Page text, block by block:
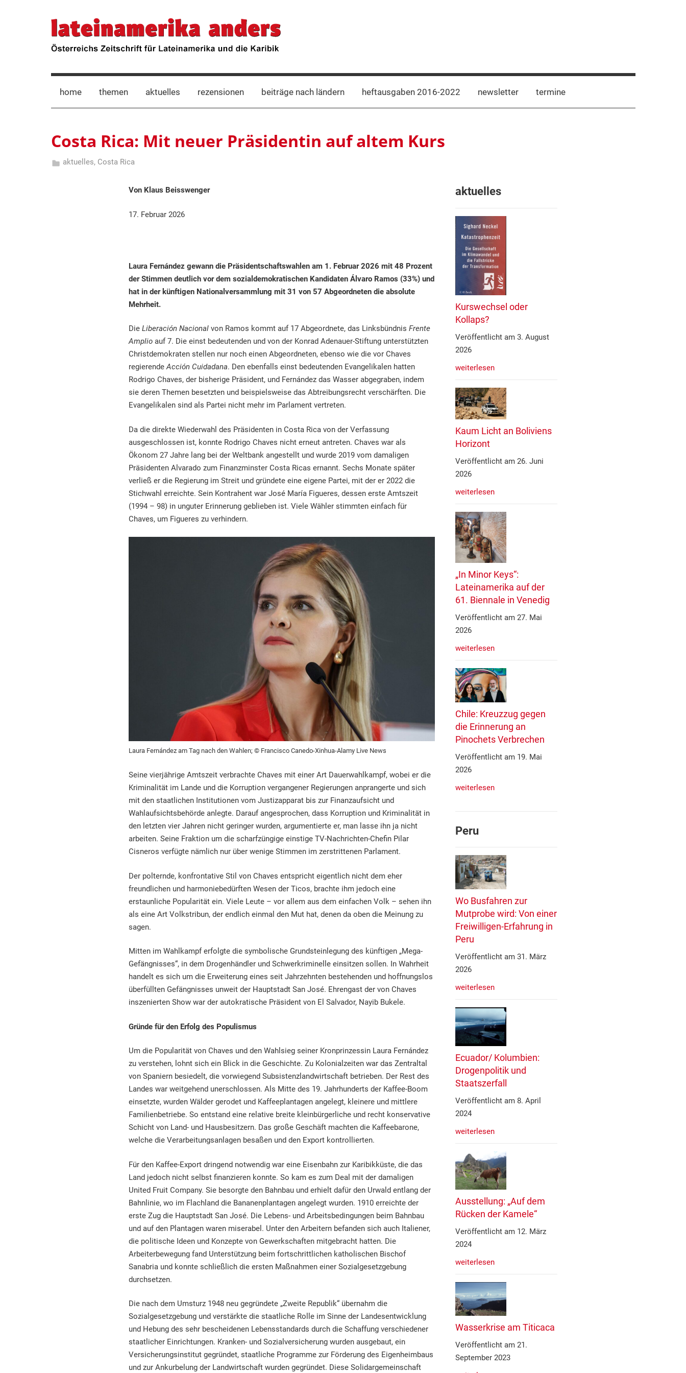
lateinamerika
anders
Österreichs
Zeitschrift
für
und
Karibik
home themen aktuelles rezensionen beiträge nach ländern heftausgaben 2016-2022 newsletter termine
Costa Rica: Mit neuer Präsidentin auf altem Kurs
aktuelles, Costa Rica
Von Klaus Beisswenger
17. Februar 2026
Laura Fernández gewann die Präsidentschaftswahlen am 1. Februar 2026 mit 48 Prozent
der Stimmen deutlich vor dem sozialdemokratischen Kandidaten Álvaro Ramos (33%) und
hat in der künftigen Nationalversammlung mit 31 von 57 Abgeordneten die absolute
Mehrheit.
Die Liberación Nacional von Ramos kommt auf 17 Abgeordnete, das Linksbündnis Frente
Amplio auf 7. Die einst bedeutenden und von der Konrad Adenauer-Stiftung unterstützten
Christdemokraten stellen nur noch einen Abgeordneten, ebenso wie die vor Chaves
regierendeAcción Cuidadana. Den ebenfalls einst bedeutenden Evangelikalen hatten
Rodrigo Chaves, der bisherige Präsident, und Fernández das Wasser abgegraben, indem
sie deren Themen besetzten und beispielsweise das Abtreibungsrecht verschärften. Die
Evangelikalen sind als Partei nicht mehr im Parlament vertreten.
Da die direkte Wiederwahl des Präsidenten in Costa Rica von der Verfassung
ausgeschlossen ist, konnte Rodrigo Chaves nicht erneut antreten. Chaves war als
Ökonom 27 Jahre lang bei der Weltbank angestellt und wurde 2019 vom damaligen
Präsidenten Alvarado zum Finanzminster Costa Ricas ernannt. Sechs Monate später
verließ er die Regierung im Streit und gründete eine eigene Partei, mit der er 2022 die
Stichwahl erreichte. Sein Kontrahent war José María Figueres, dessen erste Amtszeit
(1994 – 98) in unguter Erinnerung geblieben ist. Viele Wähler stimmten einfach für
Chaves, um Figueres zu verhindern.
Laura Fernández am Tag nach den Wahlen; © Francisco Canedo-Xinhua-Alamy Live News
Seine vierjährige Amtszeit verbrachte Chaves mit einer Art Dauerwahlkampf, wobei er die
Kriminalität im Lande und die Korruption vergangener Regierungen anprangerte und sich
mit den staatlichen Institutionen vom Justizapparat bis zur Finanzaufsicht und
Wahlaufsichtsbehörde anlegte. Darauf angesprochen, dass Korruption und Kriminalität in
den letzten vier Jahren nicht geringer wurden, argumentierte er, man lasse ihn ja nicht
arbeiten. Seine Fraktion um die scharfzüngige einstige TV-Nachrichten-Chefin Pilar
Cisneros verfügte nämlich nur über wenige Stimmen im zerstrittenen Parlament.
Der polternde, konfrontative Stil von Chaves entspricht eigentlich nicht dem eher
freundlichen und harmoniebedürften Wesen der Ticos, brachte ihm jedoch eine
erstaunliche Popularität ein. Viele Leute – vor allem aus dem einfachen Volk – sehen ihn
als eine Art Volkstribun, der endlich einmal den Mut hat, denen da oben die Meinung zu
sagen.
Mitten im Wahlkampf erfolgte die symbolische Grundsteinlegung des künftigen „Mega-
Gefängnisses“, in dem Drogenhändler und Schwerkriminelle einsitzen sollen. In Wahrheit
handelt es sich um die Erweiterung eines seit Jahrzehnten bestehenden und hoffnungslos
überfüllten Gefängnisses unweit der Hauptstadt San José. Ehrengast der von Chaves
inszenierten Show war der autokratische Präsident von El Salvador, Nayib Bukele.
Gründe für den Erfolg des Populismus
Um die Popularität von Chaves und den Wahlsieg seiner Kronprinzessin Laura Fernández
zu verstehen, lohnt sich ein Blick in die Geschichte. Zu Kolonialzeiten war das Zentraltal
von Spaniern besiedelt, die vorwiegend Subsistenzlandwirtschaft betrieben. Der Rest des
Landes war weitgehend unerschlossen. Als Mitte des 19. Jahrhunderts der Kaffee-Boom
einsetzte, wurden Wälder gerodet und Kaffeeplantagen angelegt, kleinere und mittlere
Familienbetriebe. So entstand eine relative breite kleinbürgerliche und recht konservative
Schicht von Land- und Hausbesitzern. Das große Geschäft machten die Kaffeebarone,
welche die Verarbeitungsanlagen besaßen und den Export kontrollierten.
Für den Kaffee-Export dringend notwendig war eine Eisenbahn zur Karibikküste, die das
Land jedoch nicht selbst finanzieren konnte. So kam es zum Deal mit der damaligen
United Fruit Company. Sie besorgte den Bahnbau und erhielt dafür den Urwald entlang der
Bahnlinie, wo im Flachland die Bananenplantagen angelegt wurden. 1910 erreichte der
erste Zug die Hauptstadt San José. Die Lebens- und Arbeitsbedingungen beim Bahnbau
und auf den Plantagen waren miserabel. Unter den Arbeitern befanden sich auch Italiener,
die politische Ideen und Konzepte von Gewerkschaften mitgebracht hatten. Die
Arbeiterbewegung fand Unterstützung beim fortschrittlichen katholischen Bischof
Sanabria und konnte schließlich die ersten Maßnahmen einer Sozialgesetzgebung
durchsetzen.
Die nach dem Umsturz 1948 neu gegründete „Zweite Republik“ übernahm die
Sozialgesetzgebung und verstärkte die staatliche Rolle im Sinne der Landesentwicklung
und Hebung des sehr bescheidenen Lebensstandards durch die Schaffung verschiedener
staatlicher Einrichtungen. Kranken- und Sozialversicherung wurden ausgebaut, ein
Versicherungsinstitut gegründet, staatliche Programme zur Förderung des Eigenheimbaus
und zur Ankurbelung der Landwirtschaft wurden gegründet. Diese Solidargemeinschaft
aktuelles
Kurswechsel oder
Kollaps?
Veröffentlicht am 3. August
2026
weiterlesen
Kaum Licht an Boliviens
Horizont
Veröffentlicht am 26. Juni
2026
weiterlesen
„In Minor Keys“:
Lateinamerika auf der
61. Biennale in Venedig
Veröffentlicht am 27. Mai
2026
weiterlesen
Chile: Kreuzzug gegen
die Erinnerung an
Pinochets Verbrechen
Veröffentlicht am 19. Mai
2026
weiterlesen
Peru
Wo Busfahren zur
Mutprobe wird: Von einer
Freiwilligen-Erfahrung in
Peru
Veröffentlicht am 31. März
2026
weiterlesen
Ecuador/ Kolumbien:
Drogenpolitik und
Staatszerfall
Veröffentlicht am 8. April
2024
weiterlesen
Ausstellung: „Auf dem
Rücken der Kamele“
Veröffentlicht am 12. März
2024
weiterlesen
Wasserkrise am Titicaca
Veröffentlicht am 21.
September 2023